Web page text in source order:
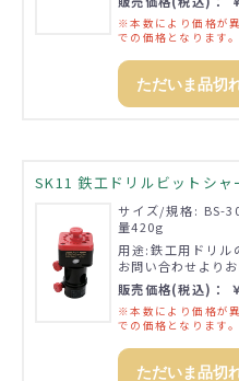
※本数により価格が
での価格となります。
ただいま品切
SK11 鉄工ドリルビットシャ
サイズ/規格: BS-
量420g
用途:鉄工用ドリル
お問い合わせより
販売価格(税込)：
※本数により価格が
での価格となります。
ただいま品切